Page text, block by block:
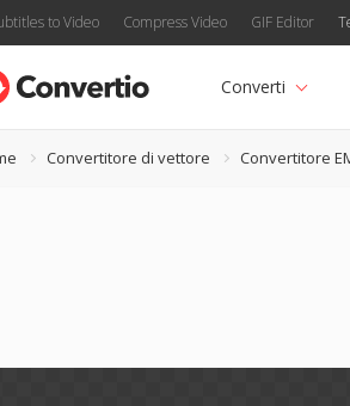
to Video Compress Video GIF Editor
Converti
Convertitore di vettore Convertitore